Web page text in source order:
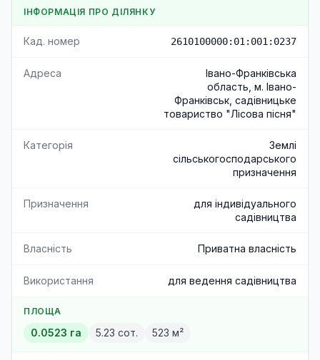
ІНФОРМАЦІЯ ПРО ДІЛЯНКУ
Кад. номер 2610100000:01:001:0237
Адреса
Івано-Франківська
область, м. Івано-
Франківськ, садівницьке
товариство "Лісова пісня"
Категорія
Землі
сільськогосподарського
призначення
Призначення
для індивідуального
садівництва
Власність Приватна власність
Використання для ведення садівництва
ПЛОЩА
0.0523 га 5.23 сот. 523 м²